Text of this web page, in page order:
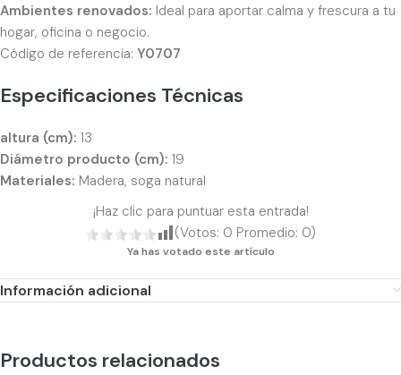
Ambientes renovados: Ideal para aportar calma y frescura a tu
hogar, oficina o negocio.
Código de referencia: Y0707
Especificaciones Técnicas
altura (cm): 13
Diámetro producto (cm): 19
Materiales: Madera, soga natural
¡Haz clic para puntuar esta entrada!
(Votos: 0 Promedio: 0)
Ya has votado este artículo
Información adicional
Productos relacionados